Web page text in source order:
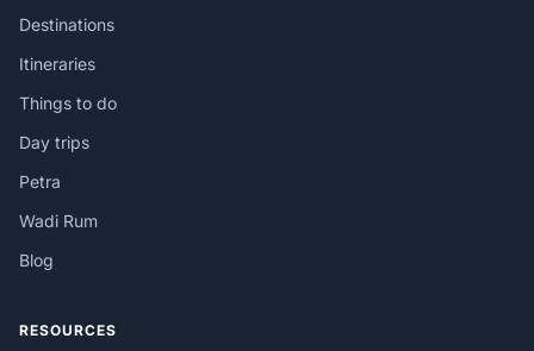
Destinations
Itineraries
Things to do
Day trips
Petra
Wadi Rum
Blog
RESOURCES